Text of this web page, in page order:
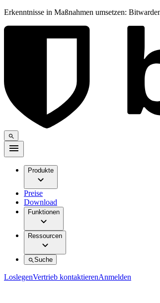
Erkenntnisse in Maßnahmen umsetzen:
Produkte
Preise
Download
Funktionen
Ressourcen
Suche
LoslegenVertrieb kontaktierenAnmelden